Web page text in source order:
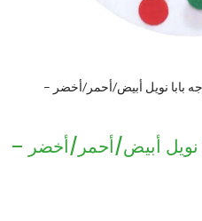
بابا نويل أبيض/أحمر/أخضر –
نويل أبيض/أحمر/أخضر –